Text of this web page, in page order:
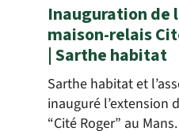
Inauguration de
maison-relais
| Sarthe habitat
Sarthe habitat et
inauguré l’extension
“Cité Roger” au